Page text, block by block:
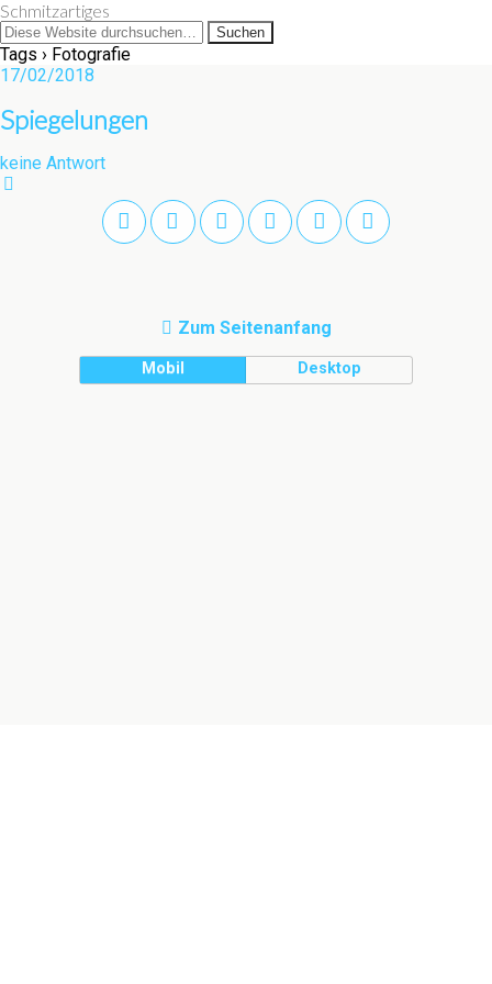
Schmitzartiges
Tags › Fotografie
17/02/2018
Spiegelungen
keine Antwort
Zum Seitenanfang
Mobil Desktop